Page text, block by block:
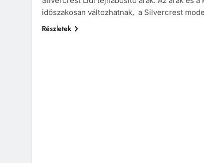
időszakosan változhatnak, a Silvercrest
Részletek